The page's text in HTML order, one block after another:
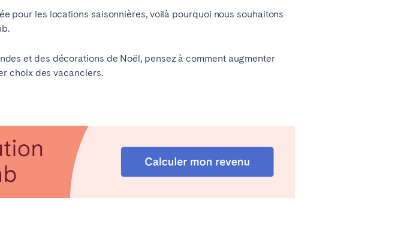
pour les locations saisonnières, voilà pourquoi nous souhaitons
et des décorations de Noël, pensez à comment augmenter
choix des vacanciers.
Bilbao
Madrid
Saint-Sébastien
Valencia